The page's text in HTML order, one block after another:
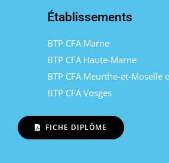
Établissements
BTP CFA Marne
BTP CFA Haute-Marne
BTP CFA Meurthe-et-Moselle
BTP CFA Vosges
FICHE DIPLÔME